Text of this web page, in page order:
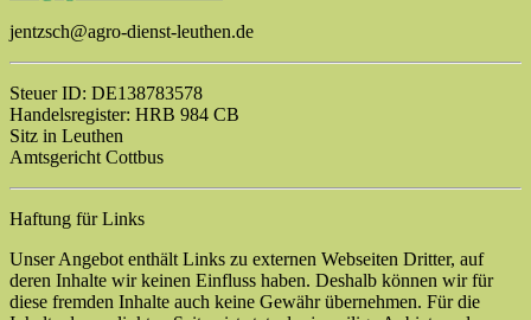
jentzsch@agro-dienst-leuthen.de
Steuer ID: DE138783578
Handelsregister: HRB 984 CB
Sitz in Leuthen
Amtsgericht Cottbus
Haftung für Links
Unser Angebot enthält Links zu externen Webseiten Dritter, auf
deren Inhalte wir keinen Einfluss haben. Deshalb können wir für
diese fremden Inhalte auch keine Gewähr übernehmen. Für die